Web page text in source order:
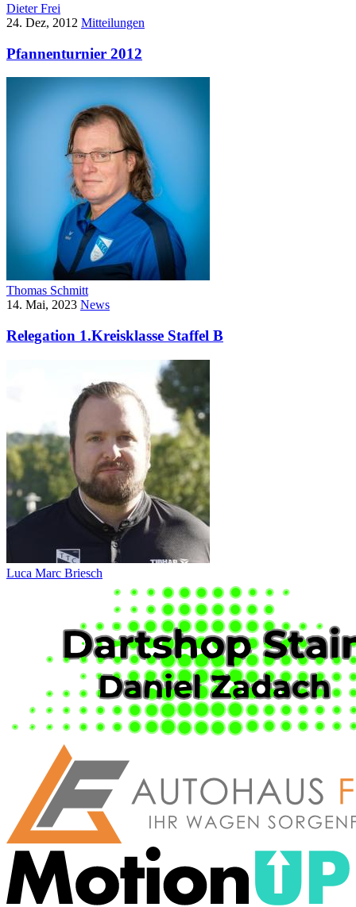
Dieter Frei
24. Dez, 2012 Mitteilungen
Pfannenturnier 2012
Thomas Schmitt
14. Mai, 2023 News
Relegation 1.Kreisklasse Staffel B
Luca Marc Briesch